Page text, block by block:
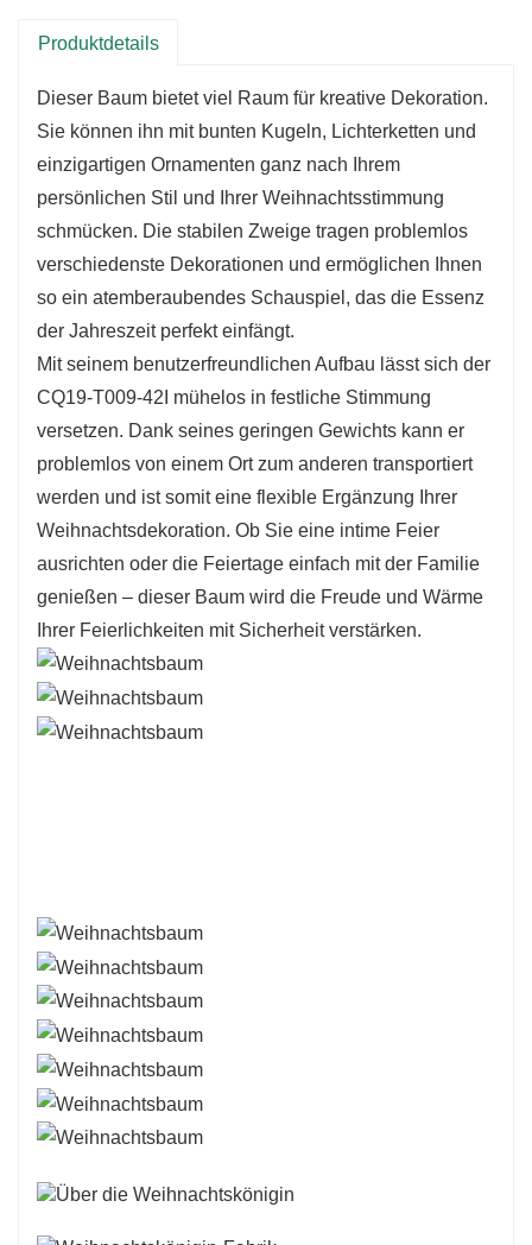
gemütlichen Ecken Ihres Zuhauses Platz. Trotz seiner
grüne Zweige, die ihm ein volles Aussehen verleihen
und nur darauf warten, mit Ihrem Lieblingsschmuck
geschmückt zu werden.
Eine der herausragenden Eigenschaften des CQ19-
T009-42I ist seine Vielseitigkeit. Er eignet sich perfekt,
um in verschiedenen Umgebungen eine festliche
Atmosphäre zu schaffen, sei es im Büro oder im
Kinderzimmer. Der Baum kann als Mittelpunkt bei
Familienfeiern oder als wunderschöne Ergänzung zu
Weihnachtsdekorationen dienen. Dank seiner Größe
und seines Designs ist er leicht zu transportieren und
zu verstauen, sodass Sie viele Jahre Freude daran
haben werden.
Produktdetails
Dieser Baum bietet viel Raum für kreative Dekoration.
Sie können ihn mit bunten Kugeln, Lichterketten und
einzigartigen Ornamenten ganz nach Ihrem
persönlichen Stil und Ihrer Weihnachtsstimmung
schmücken. Die stabilen Zweige tragen problemlos
verschiedenste Dekorationen und ermöglichen Ihnen
so ein atemberaubendes Schauspiel, das die Essenz
der Jahreszeit perfekt einfängt.
Mit seinem benutzerfreundlichen Aufbau lässt sich der
CQ19-T009-42I mühelos in festliche Stimmung
versetzen. Dank seines geringen Gewichts kann er
problemlos von einem Ort zum anderen transportiert
werden und ist somit eine flexible Ergänzung Ihrer
Weihnachtsdekoration. Ob Sie eine intime Feier
ausrichten oder die Feiertage einfach mit der Familie
genießen – dieser Baum wird die Freude und Wärme
Ihrer Feierlichkeiten mit Sicherheit verstärken.